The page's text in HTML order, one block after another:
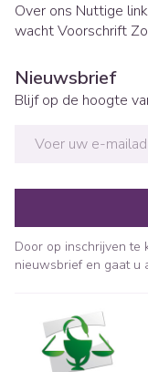
Over ons Nuttige
wachtVoorschrift
Nieuwsbrief
Blijf op de hoogte
Door op inschrijven te
nieuwsbrief en gaat u